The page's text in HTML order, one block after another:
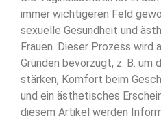
immer wichtigeren Feld
sexuelle Gesundheit und
Frauen. Dieser Prozess wird
Gründen bevorzugt, z. B. um
stärken, Komfort beim
und ein ästhetisches
diesem Artikel werden